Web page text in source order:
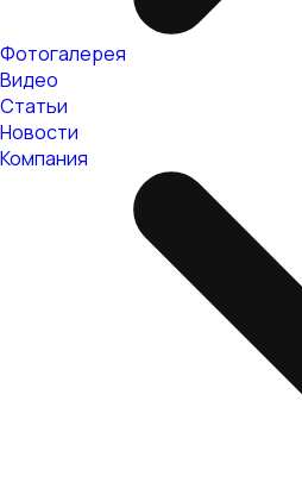
Фотогалерея
Видео
Статьи
Новости
Компания